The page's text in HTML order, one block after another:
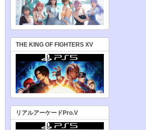
THE KING OF FIGHTERS XV
リアルアーケードPro.V